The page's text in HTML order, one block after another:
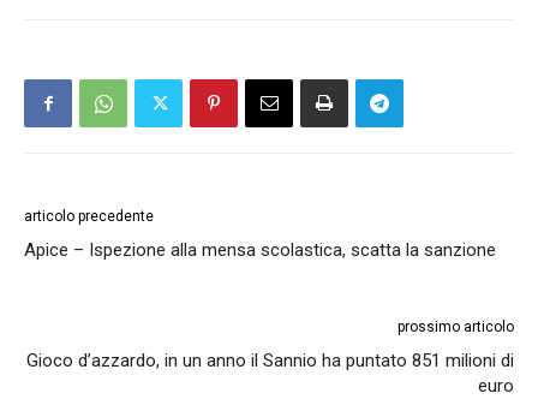
articolo precedente
Apice – Ispezione alla mensa scolastica, scatta la sanzione
prossimo articolo
Gioco d’azzardo, in un anno il Sannio ha puntato 851 milioni di
euro